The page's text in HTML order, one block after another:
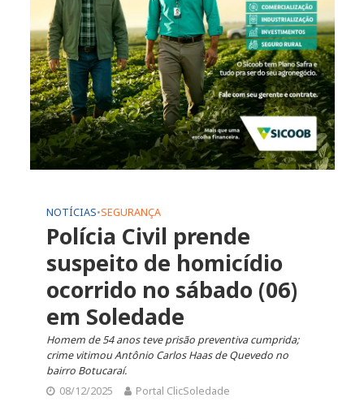
NOTÍCIAS•SEGURANÇA
Polícia Civil prende
suspeito de homicídio
ocorrido no sábado (06)
em Soledade
Homem de 54 anos teve prisão preventiva cumprida;
crime vitimou Antônio Carlos Haas de Quevedo no
bairro Botucaraí.
08/12/2025
Portal ClicSoledade